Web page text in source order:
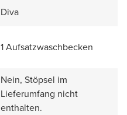
Diva
1 Aufsatzwaschbecken
Nein, Stöpsel im
Lieferumfang nicht
enthalten.